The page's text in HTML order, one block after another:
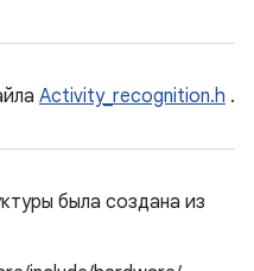
Activity_recognition.h .
была создана из